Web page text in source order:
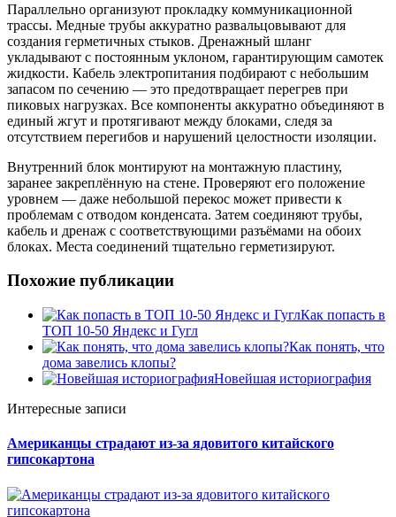
Параллельно организуют прокладку коммуникационной
трассы. Медные трубы аккуратно развальцовывают для
создания герметичных стыков. Дренажный шланг
укладывают с постоянным уклоном, гарантирующим самотек
жидкости. Кабель электропитания подбирают с небольшим
запасом по сечению — это предотвращает перегрев при
пиковых нагрузках. Все компоненты аккуратно объединяют в
единый жгут и протягивают между блоками, следя за
отсутствием перегибов и нарушений целостности изоляции.
Внутренний блок монтируют на монтажную пластину,
заранее закреплённую на стене. Проверяют его положение
уровнем — даже небольшой перекос может привести к
проблемам с отводом конденсата. Затем соединяют трубы,
кабель и дренаж с соответствующими разъёмами на обоих
блоках. Места соединений тщательно герметизируют.
Похожие публикации
Как попасть в
ТОП 10-50 Яндекс и Гугл
Как понять, что
дома завелись клопы?
Новейшая историография
Интересные записи
Американцы страдают из-за ядовитого китайского
гипсокартона